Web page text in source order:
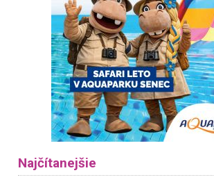
Najčítanejšie